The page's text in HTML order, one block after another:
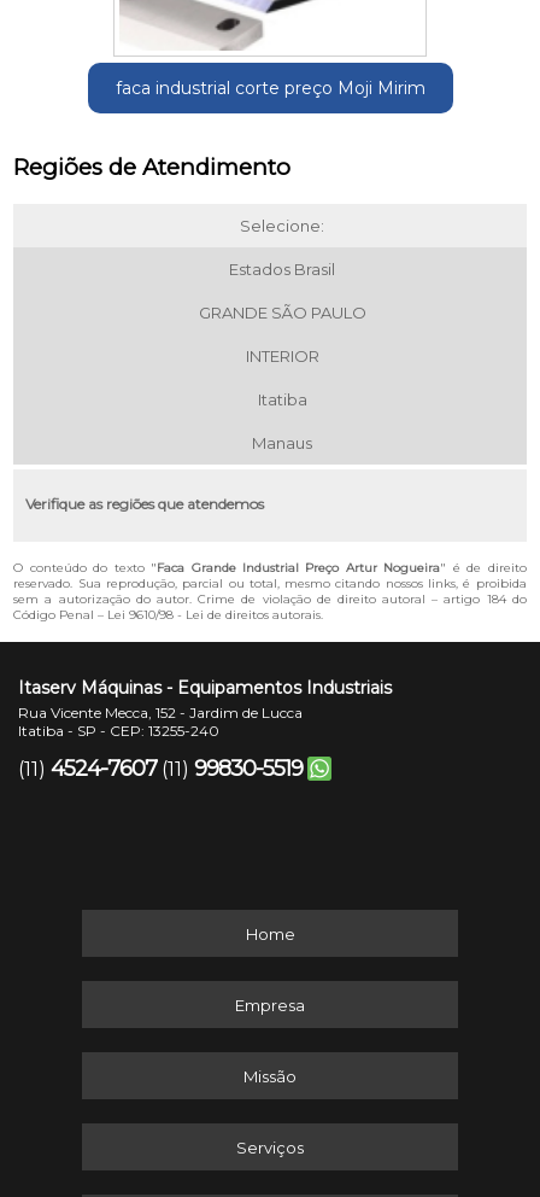
faca industrial corte preço Moji Mirim
Regiões de Atendimento
Selecione:
Estados Brasil
GRANDE SÃO PAULO
INTERIOR
Itatiba
Manaus
Verifique as regiões que atendemos
O conteúdo do texto "Faca Grande Industrial Preço Artur Nogueira" é de direito
reservado. Sua reprodução, parcial ou total, mesmo citando nossos links, é proibida
sem a autorização do autor. Crime de violação de direito autoral – artigo 184 do
Código Penal – Lei 9610/98 - Lei de direitos autorais.
Itaserv Máquinas - Equipamentos Industriais
Rua Vicente Mecca, 152 - Jardim de Lucca
Itatiba - SP - CEP: 13255-240
(11) 4524-7607 (11) 99830-5519
Home
Empresa
Missão
Serviços